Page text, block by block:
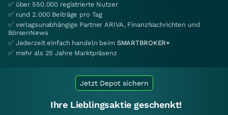
✅ über 550.000 registrierte Nutzer
✅ rund 2.000 Beiträge pro Tag
✅ verlagsunabhängige Partner ARIVA, FinanzNachrichten und
BörsenNews
✅ Jederzeit einfach handeln beim SMARTBROKER+
✅ mehr als 25 Jahre Marktpräsenz
Jetzt Depot sichern
Ihre Lieblingsaktie geschenkt!